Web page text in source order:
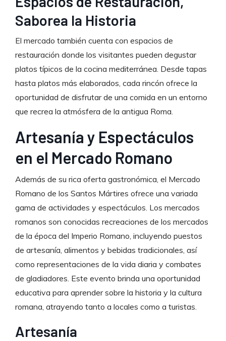
Saborea la Historia
El mercado también cuenta con espacios de
restauración donde los visitantes pueden degustar
platos típicos de la cocina mediterránea. Desde tapas
hasta platos más elaborados, cada rincón ofrece la
oportunidad de disfrutar de una comida en un entorno
que recrea la atmósfera de la antigua Roma.
Artesanía y Espectáculos
en el Mercado Romano
Además de su rica oferta gastronómica, el Mercado
Romano de los Santos Mártires ofrece una variada
gama de actividades y espectáculos. Los mercados
romanos son conocidas recreaciones de los mercados
de la época del Imperio Romano, incluyendo puestos
de artesanía, alimentos y bebidas tradicionales, así
como representaciones de la vida diaria y combates
de gladiadores. Este evento brinda una oportunidad
educativa para aprender sobre la historia y la cultura
romana, atrayendo tanto a locales como a turistas.
Artesanía